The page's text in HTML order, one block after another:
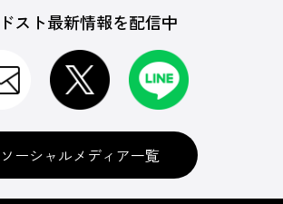
スト最新情報を配信中
ソーシャルメディア一覧